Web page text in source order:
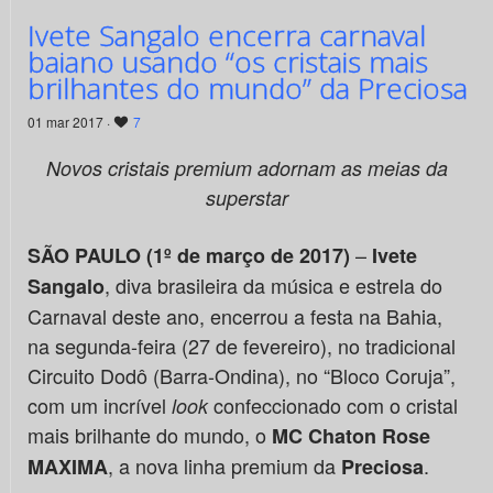
Ivete Sangalo encerra carnaval
baiano usando “os cristais mais
brilhantes do mundo” da Preciosa
01 mar 2017 · 7
Novos cristais premium adornam as meias da
superstar
SÃO PAULO (1º de março de 2017) – Ivete
Sangalo, diva brasileira da música e estrela do
Carnaval deste ano, encerrou a festa na Bahia,
na segunda-feira (27 de fevereiro), no tradicional
Circuito Dodô (Barra-Ondina), no “Bloco Coruja”,
com um incrível lookconfeccionado com o cristal
mais brilhante do mundo, o MC Chaton Rose
MAXIMA, a nova linha premium da Preciosa.